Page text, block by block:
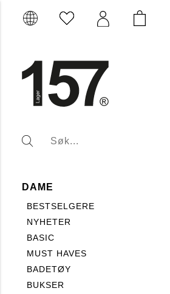
DAME
BESTSELGERE
NYHETER
BASIC
MUST HAVES
BADETØY
BUKSER